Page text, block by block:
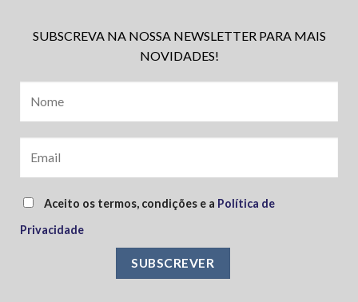
SUBSCREVA NA NOSSA NEWSLETTER PARA MAIS
NOVIDADES!
Aceito os termos, condições e a Política de
Privacidade